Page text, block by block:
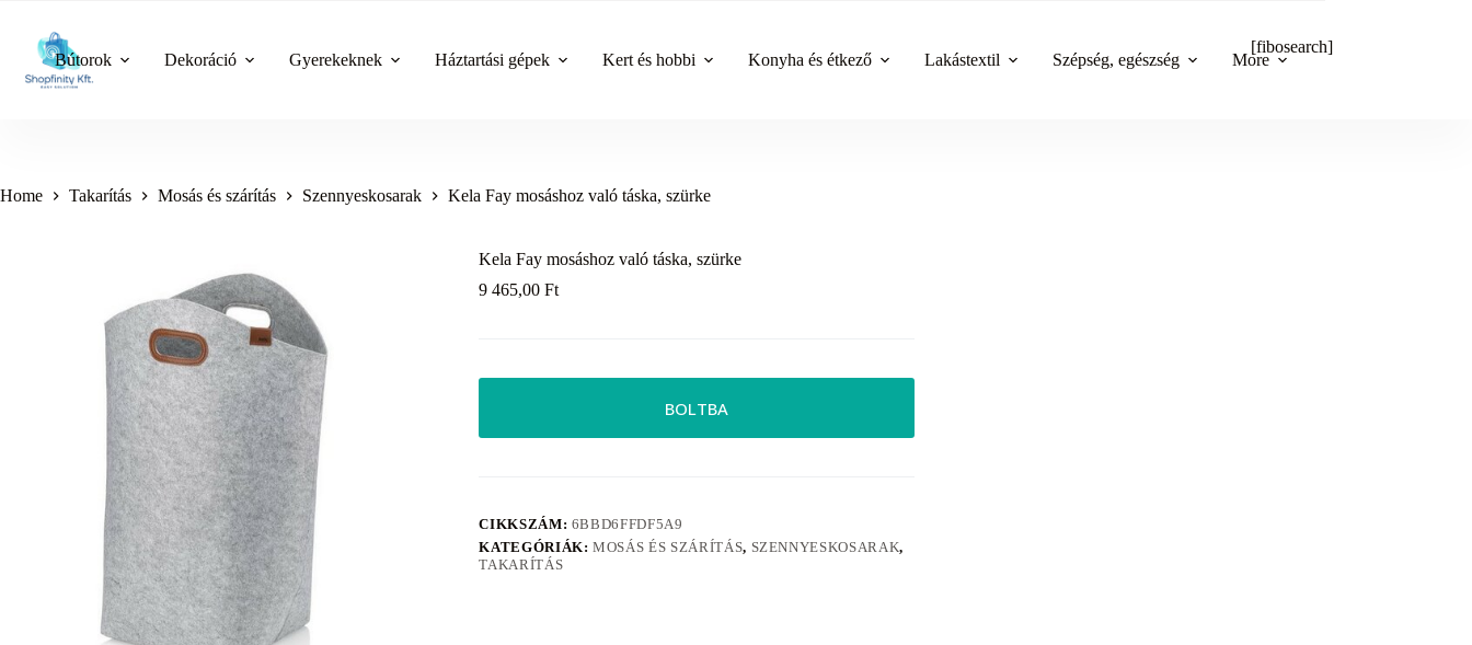
content
Bútorok Dekoráció Gyerekeknek Háztartási gépek Kert és hobbi Konyha és étkező Lakástextil Szépség, egészség More
[fibosearch]
Home Takarítás Mosás és szárítás Szennyeskosarak Kela Fay mosáshoz való táska, szürke
Kela Fay mosáshoz való táska, szürke
9 465,00Ft
BOLTBA
CIKKSZÁM: 6BBD6FFDF5A9
KATEGÓRIÁK:MOSÁS ÉS SZÁRÍTÁS, SZENNYESKOSARAK,
TAKARÍTÁS